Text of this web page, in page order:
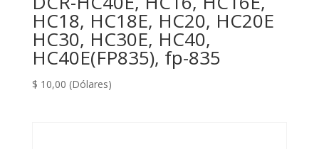
HC18, HC18E, HC20, HC20E
HC30, HC30E, HC40,
HC40E(FP835), fp-835
$ 10,00 (Dólares)